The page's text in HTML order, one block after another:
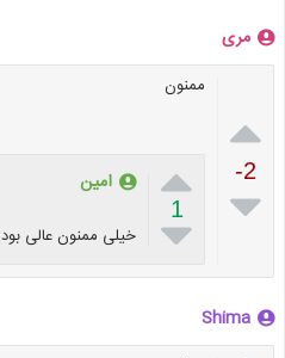
مری

-2

ممنون

1

امین
خیلی ممنون عالی بود
Shima